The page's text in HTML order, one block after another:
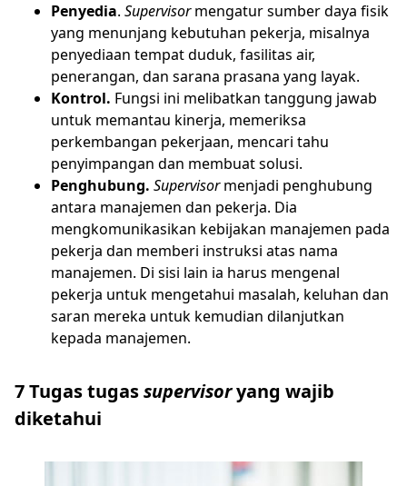
Penyedia. Supervisormengatur sumber daya fisik
yang menunjang kebutuhan pekerja, misalnya
penyediaan tempat duduk, fasilitas air,
penerangan, dan sarana prasana yang layak.
Kontrol. Fungsi ini melibatkan tanggung jawab
untuk memantau kinerja, memeriksa
perkembangan pekerjaan, mencari tahu
penyimpangan dan membuat solusi.
Penghubung. Supervisormenjadi penghubung
antara manajemen dan pekerja. Dia
mengkomunikasikan kebijakan manajemen pada
pekerja dan memberi instruksi atas nama
manajemen. Di sisi lain ia harus mengenal
pekerja untuk mengetahui masalah, keluhan dan
saran mereka untuk kemudian dilanjutkan
kepada manajemen.
7 Tugas tugassupervisoryang wajib
diketahui